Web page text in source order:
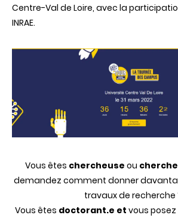
Centre-Val de Loire, avec la
INRAE.
Vous êtes chercheuse ou
demandez comment donner
travaux de recherche
Vous êtes doctorant.e et vous